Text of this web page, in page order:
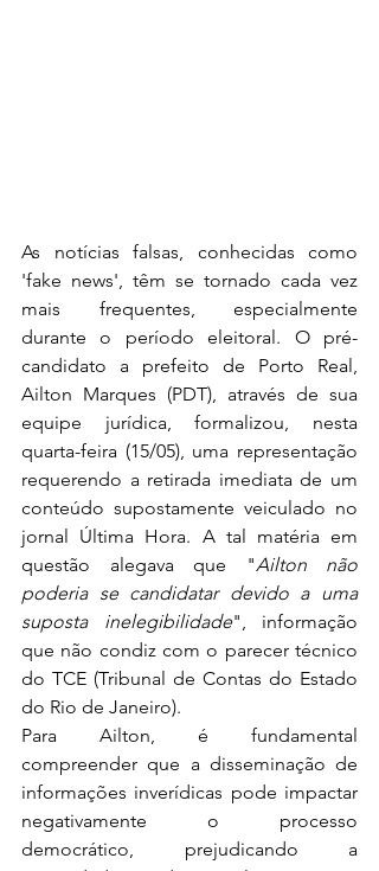
As notícias falsas, conhecidas como
'fake news', têm se tornado cada vez
mais frequentes, especialmente
durante o período eleitoral. O pré-
candidato a prefeito de Porto Real,
Ailton Marques (PDT), através de sua
equipe jurídica, formalizou, nesta
quarta-feira (15/05), uma representação
requerendo a retirada imediata de um
conteúdo supostamente veiculado no
jornal Última Hora. A tal matéria em
questão alegava que "Ailton não
poderia se candidatar devido a uma
suposta inelegibilidade", informação
que não condiz com o parecer técnico
do TCE (Tribunal de Contas do Estado
do Rio de Janeiro).
Para Ailton, é fundamental
compreender que a disseminação de
informações inverídicas pode impactar
negativamente o processo
democrático, prejudicando a